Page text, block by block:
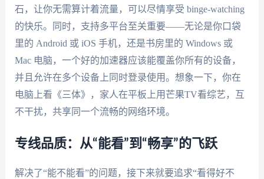
石，让你无需算计着流量，可以尽情享受 binge-watching
的快乐。同时，支持多平台至关重要——无论是你口袋
里的 Android 或 iOS 手机，还是书房里的 Windows 或
Mac 电脑，一个好的加速器应该能覆盖你所有的设备，
并且允许在多个设备上同时登录使用。想象一下，你在
电脑上看《三体》，家人在平板上用芒果TV看综艺，互
不干扰，共享同一个流畅的网络环境。
专线品质：从“能看”到“畅享”的飞跃
解决了“能不能看”的问题，接下来就要追求“看得好不